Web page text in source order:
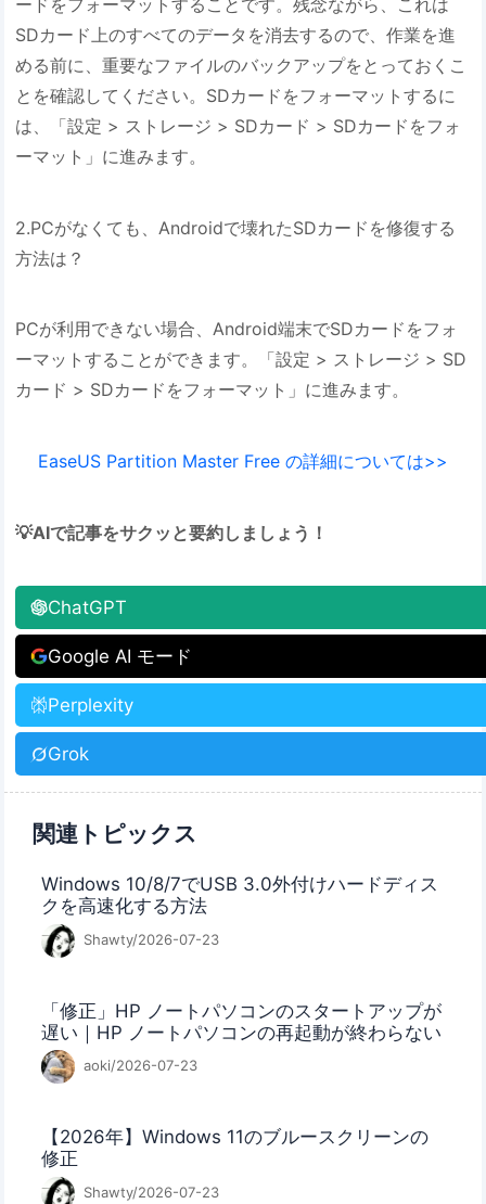
SDカード上のすべてのデータを消去するので、作業を進
める前に、重要なファイルのバックアップをとっておくこ
とを確認してください。SDカードをフォーマットするに
は、「設定 > ストレージ > SDカード > SDカードをフォ
ーマット」に進みます。
2.PCがなくても、Androidで壊れたSDカードを修復する
方法は？
PCが利用できない場合、Android端末でSDカードをフォ
ーマットすることができます。「設定 > ストレージ > SD
カード > SDカードをフォーマット」に進みます。
EaseUS Partition Master Free の詳細については>>
💡AIで記事をサクッと要約しましょう！
ChatGPT
Google AI モード
Perplexity
Grok
関連トピックス
Windows 10/8/7でUSB 3.0外付けハードディス
クを高速化する方法
Shawty/2026-07-23
「修正」HP ノートパソコンのスタートアップが
遅い｜HP ノートパソコンの再起動が終わらない
aoki/2026-07-23
【2026年】Windows 11のブルースクリーンの
修正
Shawty/2026-07-23